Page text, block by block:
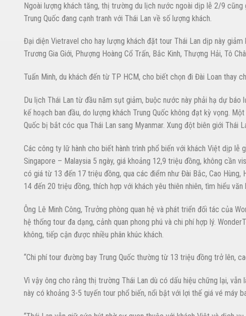
Ngoài lượng khách tăng, thị trường du lịch nước ngoài dịp lễ 2/9
Trung Quốc đang cạnh tranh với Thái Lan về số lượng khách.
Đại diện Vietravel cho hay lượng khách đặt tour Thái Lan dịp này
Trương Gia Giới, Phượng Hoàng Cổ Trấn, Bắc Kinh, Thượng Hải, Tô
Tuấn Minh, du khách đến từ TP HCM, cho biết chọn đi Đài Loan thay
Du lịch Thái Lan từ đầu năm sụt giảm, buộc nước này phải hạ dự
kế hoạch ban đầu, do lượng khách Trung Quốc không đạt kỳ vọng.
Quốc bị bắt cóc qua Thái Lan sang Myanmar. Xung đột biên giới Thái
Các công ty lữ hành cho biết hành trình phổ biến với khách Việt dịp
Singapore – Malaysia 5 ngày, giá khoảng 12,9 triệu đồng, không cần
có giá từ 13 đến 17 triệu đồng, qua các điểm như Đài Bắc, Cao Hùng,
14 đến 20 triệu đồng, thích hợp với khách yêu thiên nhiên, tìm hiểu
Ông Lê Minh Công, Trưởng phòng quan hệ và phát triển đối tác của
hệ thống tour đa dạng, cảnh quan phong phú và chi phí hợp lý.
không, tiếp cận được nhiều phân khúc khách.
“Chi phí tour đường bay Trung Quốc thường từ 13 triệu đồng trở lên,
Vì vậy ông cho rằng thị trường Thái Lan dù có dấu hiệu chững lại,
này có khoảng 3-5 tuyến tour phổ biến, nổi bật với lợi thế giá vé máy